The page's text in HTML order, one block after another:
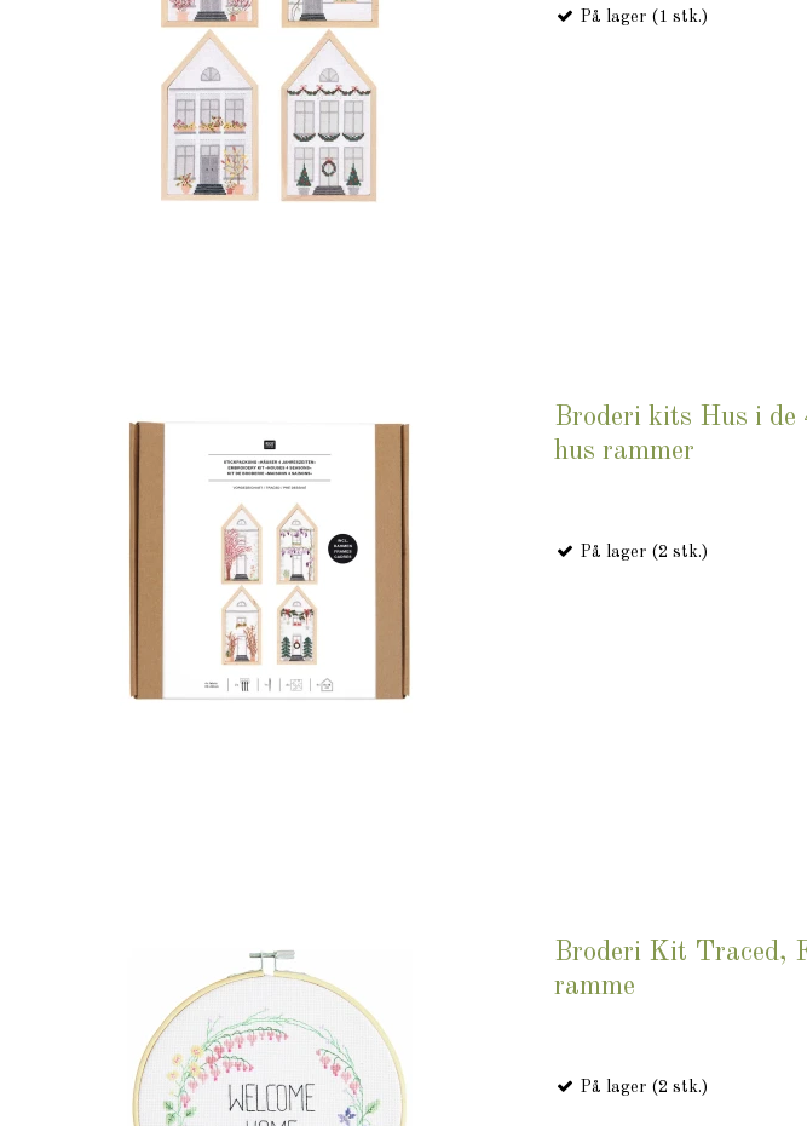
På lager (1 stk.)
Broderi kits Hus i
hus rammer
På lager (2 stk.)
Broderi Kit Traced,
ramme
På lager (2 stk.)